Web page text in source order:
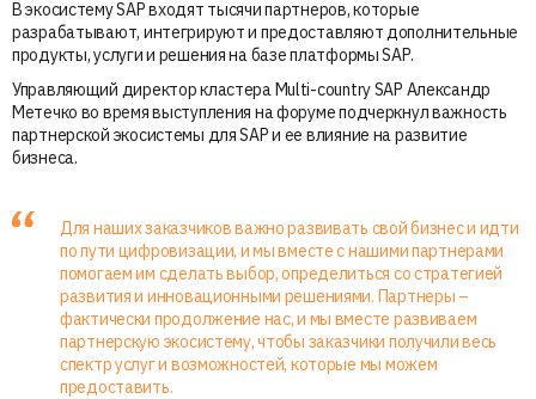
В экосистему SAP входят тысячи партнеров, которые
разрабатывают, интегрируют и предоставляют дополнительные
продукты, услуги и решения на базе платформы SAP.
Управляющий директор кластера Multi-country SAP Александр
Метечко во время выступления на форуме подчеркнул важность
партнерской экосистемы для SAP и ее влияние на развитие
бизнеса.
Для наших заказчиков важно развивать свой бизнес и идти
по пути цифровизации, и мы вместе с нашими партнерами
помогаем им сделать выбор, определиться со стратегией
развития и инновационными решениями. Партнеры –
фактически продолжение нас, и мы вместе развиваем
партнерскую экосистему, чтобы заказчики получили весь
спектр услуг и возможностей, которые мы можем
предоставить.